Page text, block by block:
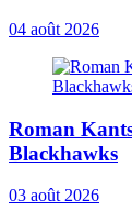
04 août 2026
Roman
Blackhawks
03 août 2026